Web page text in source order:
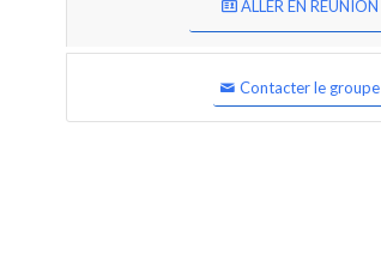
ALLER EN REUNION
Contacter le groupe